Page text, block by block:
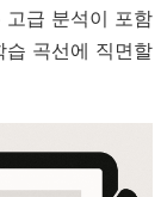
고급 분석이 포함
습 곡선에 직면할